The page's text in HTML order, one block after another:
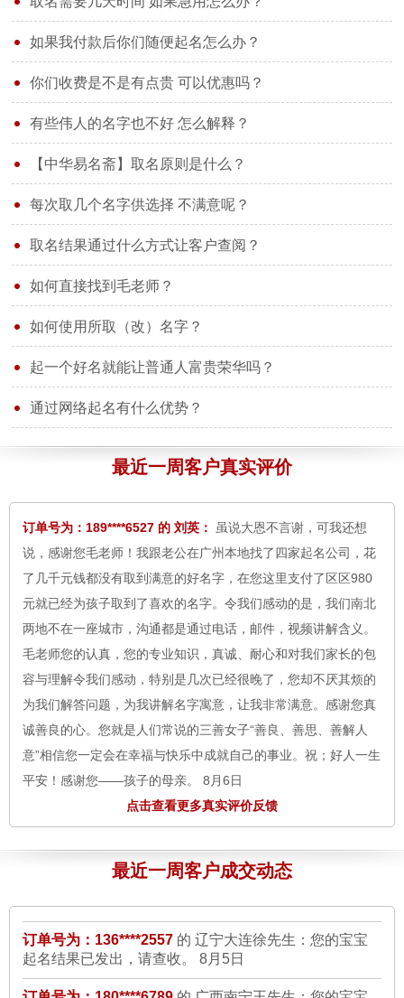
如果我付款后你们随便起名怎么办？
你们收费是不是有点贵 可以优惠吗？
有些伟人的名字也不好 怎么解释？
【中华易名斋】取名原则是什么？
每次取几个名字供选择 不满意呢？
取名结果通过什么方式让客户查阅？
如何直接找到毛老师？
如何使用所取（改）名字？
起一个好名就能让普通人富贵荣华吗？
通过网络起名有什么优势？
最近一周客户真实评价
订单号为：177****6524 的 晓红：
细心周到、不厌其烦全心全意的服务感动了我，同时也温暖了我
一颗灰心丧气的心。我发自内向的向您道一声 ：谢谢！您辛苦
了！
8月6日
订单号为：156****5687 的 于先生：
师，所取的名字家人很满意，我们研究选定；于卓含，小名；珍
妮，明天报户口。8月6日
说，感谢您毛老师！我跟老公在广州本地找了四家起名公司，花
了几千元钱都没有取到满意的好名字，在您这里支付了区区980
元就已经为孩子取到了喜欢的名字。令我们感动的是，我们南北
两地不在一座城市，沟通都是通过电话，邮件，视频讲解含义。
毛老师您的认真，您的专业知识，真诚、耐心和对我们家长的包
容与理解令我们感动，特别是几次已经很晚了，您却不厌其烦的
为我们解答问题，为我讲解名字寓意，让我非常满意。感谢您真
诚善良的心。您就是人们常说的三善女子“善良、善思、善解人
意”相信您一定会在幸福与快乐中成就自己的事业。祝；好人一生
平安！感谢您——孩子的母亲。 8月6日
次起的名字家里人意见不太统一，然后毛老师又给了第二次的结
了。谢谢毛老师专业的服务。8月6日
订单号为：139****3405 的 杨先生：我选的是毛老师亲自来起得
A2：598的一款服务，起名完全符合了我的要求,朗朗上口,寓意
点击查看更多真实评价反馈
最近一周客户成交动态
订单号为：135****4589的 四川涪陵崔小姐：您给孩子
取名-598元汇款已经收到。8月6日
订单号为：132****6735 的 广东江门姚先生：您的个人
改名-898元汇款已经收到。8月6日
订单号为：138****5567 的 江苏苏州林先生：您的孩子
改名-898元汇款已经收到。8月6日
订单号为：136****5568的 陕西榆林石先生：你的公司
起名-998元汇款已经收到。8月6日
订单号为：136****2557的 辽宁大连徐先生：您的宝宝
订单号为：180****6789的 广西南宁王先生：您的宝宝